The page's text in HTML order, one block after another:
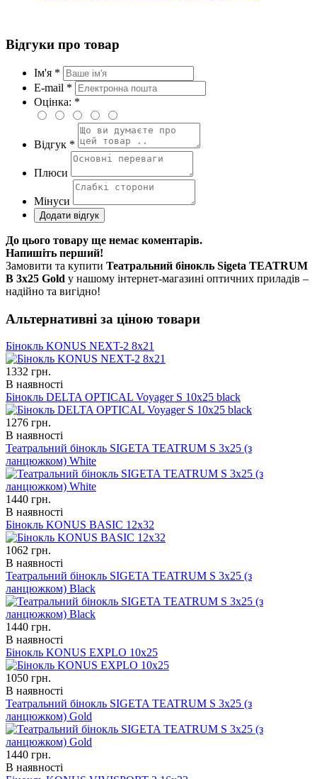
Відгуки про товар
Ім'я *
E-mail *
Оцінка: *
Відгук *
Плюси
Мінуси
До цього товару ще немає коментарів.
Напишіть перший!
Замовити та купити Театральний бінокль Sigeta TEATRUM
B 3x25 Gold у нашому інтернет-магазині оптичних приладів –
надійно та вигідно!
Альтернативні за ціною товари
Бінокль KONUS NEXT-2 8x21
1332 грн.
В наявності
Бінокль DELTA OPTICAL Voyager S 10x25 black
1276 грн.
В наявності
Театральний бінокль SIGETA TEATRUM S 3x25 (з
ланцюжком) White
1440 грн.
В наявності
Бінокль KONUS BASIC 12x32
1062 грн.
В наявності
Театральний бінокль SIGETA TEATRUM S 3x25 (з
ланцюжком) Black
1440 грн.
В наявності
Бінокль KONUS EXPLO 10x25
1050 грн.
В наявності
Театральний бінокль SIGETA TEATRUM S 3x25 (з
ланцюжком) Gold
1440 грн.
В наявності